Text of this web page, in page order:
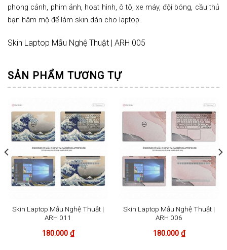
phong cảnh, phim ảnh, hoạt hình, ô tô, xe máy, đội bóng, cầu thủ
bạn hâm mộ để làm skin dán cho laptop.
Skin Laptop Mẫu Nghệ Thuật | ARH 005
SẢN PHẨM TƯƠNG TỰ
Skin Laptop Mẫu Nghệ Thuật |
ARH 011
180.000 ₫
Skin Laptop Mẫu Nghệ Thuật |
ARH 006
180.000 ₫